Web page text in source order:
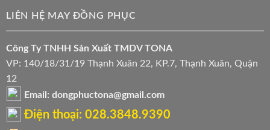
LIÊN HỆ MAY ĐỒNG PHỤC
Công Ty TNHH Sản Xuất TMDV TONA
VP: 140/18/31/19 Thạnh Xuân 22, KP.7, Thạnh Xuân, Quận
12
Email: dongphuctona@gmail.com
Điện thoại: ‭028.3848.9390‬